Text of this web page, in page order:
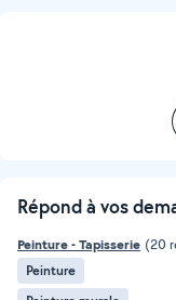
Répond à vos
Peinture - Tapisserie (20
Peinture